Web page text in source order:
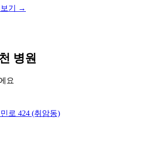
기
→
병원
요
로 424 (취암동)